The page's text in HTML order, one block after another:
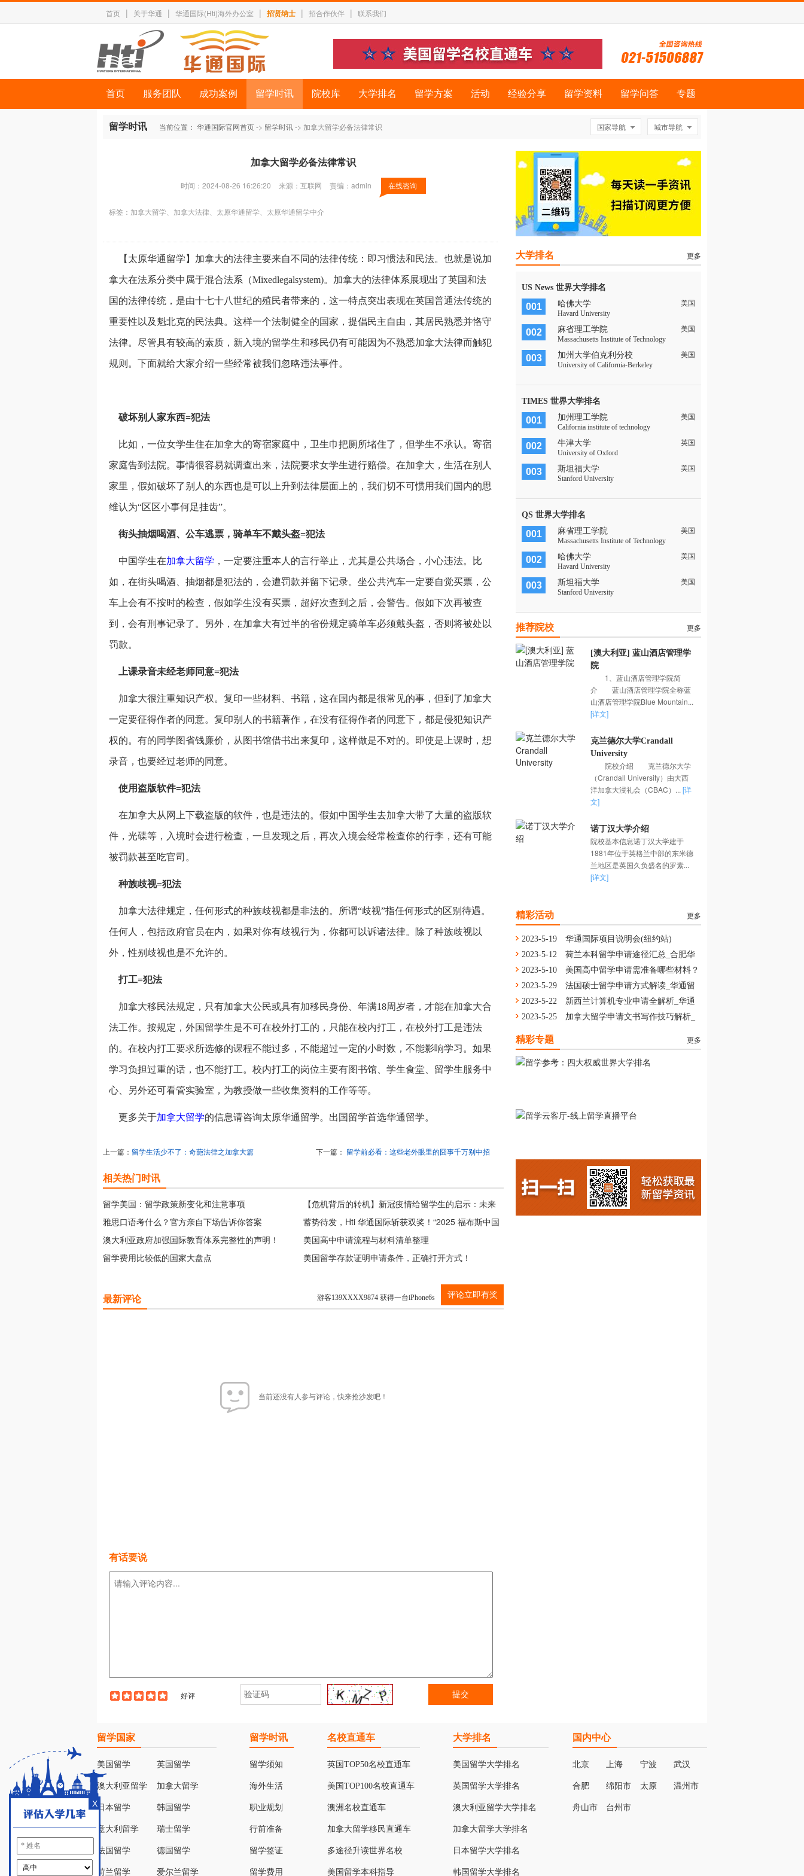
首页 | 关于华通 | 华通国际(Hti)海外办公室 | 招贤纳士 | 招合作伙伴 | 联系我们
首页 服务团队 成功案例 留学时讯 院校库 大学排名 留学方案 活动 经验分享 留学资料 留学问答 专题
留学时讯 国家导航 城市导航
当前位置： 华通国际官网首页-> 留学时讯-> 加拿大留学必备法律常识
加拿大留学必备法律常识
时间：2024-08-26 16:26:20 来源：互联网 责编：admin 在线咨询
标签： 加拿大留学、加拿大法律、太原华通留学、太原华通留学中介
【太原华通留学】加拿大的法律主要来自不同的法律传统：即习惯法和民法。也就是说加
拿大在法系分类中属于混合法系（Mixedlegalsystem)。加拿大的法律体系展现出了英国和法
国的法律传统，是由十七十八世纪的殖民者带来的，这一特点突出表现在英国普通法传统的
重要性以及魁北克的民法典。这样一个法制健全的国家，提倡民主自由，其居民熟悉并恪守
法律。尽管具有较高的素质，新入境的留学生和移民仍有可能因为不熟悉加拿大法律而触犯
规则。下面就给大家介绍一些经常被我们忽略违法事件。
破坏别人家东西=犯法
比如，一位女学生住在加拿大的寄宿家庭中，卫生巾把厕所堵住了，但学生不承认。寄宿
家庭告到法院。事情很容易就调查出来，法院要求女学生进行赔偿。在加拿大，生活在别人
家里，假如破坏了别人的东西也是可以上升到法律层面上的，我们切不可惯用我们国内的思
维认为“区区小事何足挂齿”。
街头抽烟喝酒、公车逃票，骑单车不戴头盔=犯法
中国学生在加拿大留学 ，一定要注重本人的言行举止，尤其是公共场合，小心违法。比
如，在街头喝酒、抽烟都是犯法的，会遭罚款并留下记录。坐公共汽车一定要自觉买票，公
车上会有不按时的检查，假如学生没有买票，超好次查到之后，会警告。假如下次再被查
到，会有刑事记录了。另外，在加拿大有过半的省份规定骑单车必须戴头盔，否则将被处以
罚款。
上课录音未经老师同意=犯法
加拿大很注重知识产权。复印一些材料、书籍，这在国内都是很常见的事，但到了加拿大
一定要征得作者的同意。复印别人的书籍著作，在没有征得作者的同意下，都是侵犯知识产
权的。有的同学图省钱廉价，从图书馆借书出来复印，这样做是不对的。即使是上课时，想
录音，也要经过老师的同意。
使用盗版软件=犯法
在加拿大从网上下载盗版的软件，也是违法的。假如中国学生去加拿大带了大量的盗版软
件，光碟等，入境时会进行检查，一旦发现之后，再次入境会经常检查你的行李，还有可能
被罚款甚至吃官司。
种族歧视=犯法
加拿大法律规定，任何形式的种族歧视都是非法的。所谓“歧视”指任何形式的区别待遇。
任何人，包括政府官员在内，如果对你有歧视行为，你都可以诉诸法律。除了种族歧视以
外，性别歧视也是不允许的。
打工=犯法
加拿大移民法规定，只有加拿大公民或具有加移民身份、年满18周岁者，才能在加拿大合
法工作。按规定，外国留学生是不可在校外打工的，只能在校内打工，在校外打工是违法
的。在校内打工要求所选修的课程不能过多，不能超过一定的小时数，不能影响学习。如果
学习负担过重的话，也不能打工。校内打工的岗位主要有图书馆、学生食堂、留学生服务中
心、另外还可看管实验室，为教授做一些收集资料的工作等等。
更多关于加拿大留学的信息请咨询太原华通留学。出国留学首选华通留学。
上一篇： 留学生活少不了：奇葩法律之加拿大篇 下一篇： 留学前必看：这些老外眼里的囧事千万别中招
相关热门时讯
留学美国：留学政策新变化和注意事项
【危机背后的转机】新冠疫情给留学生的启示：未来
这一领域的人才需求会急增
雅思口语考什么？官方亲自下场告诉你答案
蓄势待发，Hti 华通国际斩获双奖！“2025 福布斯中国
教育行业评选” 结果重磅出炉！
澳大利亚政府加强国际教育体系完整性的声明！
美国高中申请流程与材料清单整理
留学费用比较低的国家大盘点
美国留学存款证明申请条件，正确打开方式！
最新评论 游客139XXXX9874 获得一台iPhone6s 评论立即有奖
当前还没有人参与评论，快来抢沙发吧！
有话要说
好评
大学排名 更多
US News 世界大学排名
001 哈佛大学
美国
Havard University
002 麻省理工学院
美国
Massachusetts Institute of Technology
003 加州大学伯克利分校
美国
University of California-Berkeley
TIMES 世界大学排名
001 加州理工学院
美国
California institute of technology
002 牛津大学
英国
University of Oxford
003 斯坦福大学
美国
Stanford University
QS 世界大学排名
001 麻省理工学院
美国
Massachusetts Institute of Technology
002 哈佛大学
美国
Havard University
003 斯坦福大学
美国
Stanford University
推荐院校 更多
[澳大利亚] 蓝山酒店管理学
院
1、蓝山酒店管理学院简
介 蓝山酒店管理学院全称蓝
山酒店管理学院Blue Mountain...
[详文]
克兰德尔大学Crandall
University
院校介绍 克兰德尔大学
（Crandall University）由大西
洋加拿大浸礼会（CBAC）... [详
文]
诺丁汉大学介绍
院校基本信息诺丁汉大学建于
1881年位于英格兰中部的东米德
兰地区是英国久负盛名的罗素...
[详文]
精彩活动 更多
2023-5-19
华通国际项目说明会(纽约站)
2023-5-12
荷兰本科留学申请途径汇总_合肥华
通留学
2023-5-10
美国高中留学申请需准备哪些材料？
舟山华通留学
2023-5-29
法国硕士留学申请方式解读_华通留
学
2023-5-22
新西兰计算机专业申请全解析_华通
留学
2023-5-25
加拿大留学申请文书写作技巧解析_
华通留学
精彩专题 更多
X
留学国家
美国留学 英国留学
澳大利亚留学 加拿大留学
日本留学 韩国留学
意大利留学 瑞士留学
法国留学 德国留学
荷兰留学 爱尔兰留学
留学时讯
留学须知
海外生活
职业规划
行前准备
留学签证
留学费用
名校直通车
英国TOP50名校直通车
美国TOP100名校直通车
澳洲名校直通车
加拿大留学移民直通车
多途径升读世界名校
美国留学本科指导
大学排名
美国留学大学排名
英国留学大学排名
澳大利亚留学大学排名
加拿大留学大学排名
日本留学大学排名
韩国留学大学排名
国内中心
北京 上海 宁波 武汉
合肥 绵阳市 太原 温州市
舟山市 台州市